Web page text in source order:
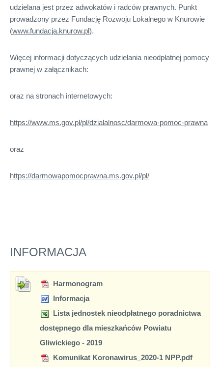
udzielana jest przez adwokatów i radców prawnych. Punkt
prowadzony przez Fundację Rozwoju Lokalnego w Knurowie
(www.fundacja.knurow.pl).
Więcej informacji dotyczących udzielania nieodpłatnej pomocy
prawnej w załącznikach:
oraz na stronach internetowych:
https://www.ms.gov.pl/pl/dzialalnosc/darmowa-pomoc-prawna
oraz
https://darmowapomocprawna.ms.gov.pl/pl/
INFORMACJA
Harmonogram
Informacja
Lista jednostek nieodpłatnego poradnictwa
dostępnego dla mieszkańców Powiatu
Gliwickiego - 2019
Komunikat Koronawirus_2020-1 NPP.pdf